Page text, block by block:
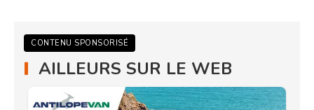
CONTENU SPONSORISÉ
AILLEURS SUR LE WEB